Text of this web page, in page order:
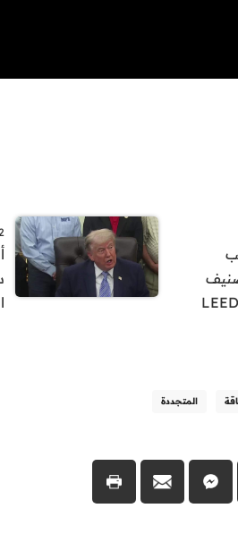
المتجددة